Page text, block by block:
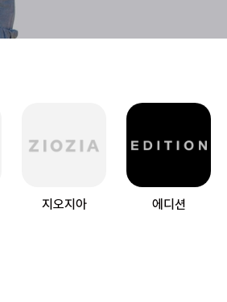
지오지아 에디션